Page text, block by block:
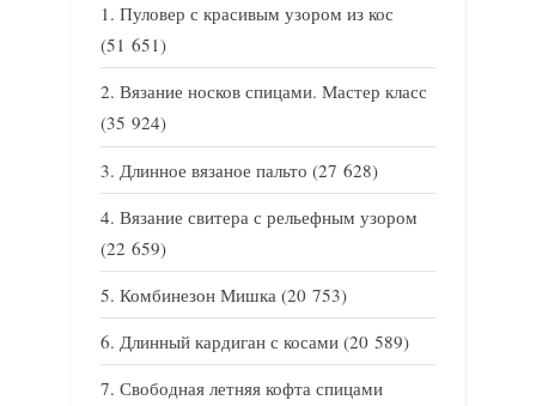
Пуловер с красивым узором из кос
(51 651)
Вязание носков спицами. Мастер класс
(35 924)
Длинное вязаное пальто (27 628)
Вязание свитера с рельефным узором
(22 659)
Комбинезон Мишка (20 753)
Длинный кардиган с косами (20 589)
Свободная летняя кофта спицами